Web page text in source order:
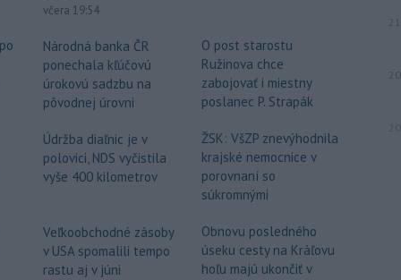
včera 19:54
Národná banka ČR
ponechala kľúčovú
úrokovú sadzbu na
pôvodnej úrovni
Údržba diaľnic je v
polovici, NDS vyčistila
vyše 400 kilometrov
Veľkoobchodné zásoby
v USA spomalili tempo
rastu aj v júni
O post starostu
Ružinova chce
zabojovať i miestny
poslanec P. Strapák
ŽSK: VšZP znevýhodnila
krajské nemocnice v
porovnaní so
súkromnými
Obnovu posledného
úseku cesty na Kráľovu
hoľu majú ukončiť v